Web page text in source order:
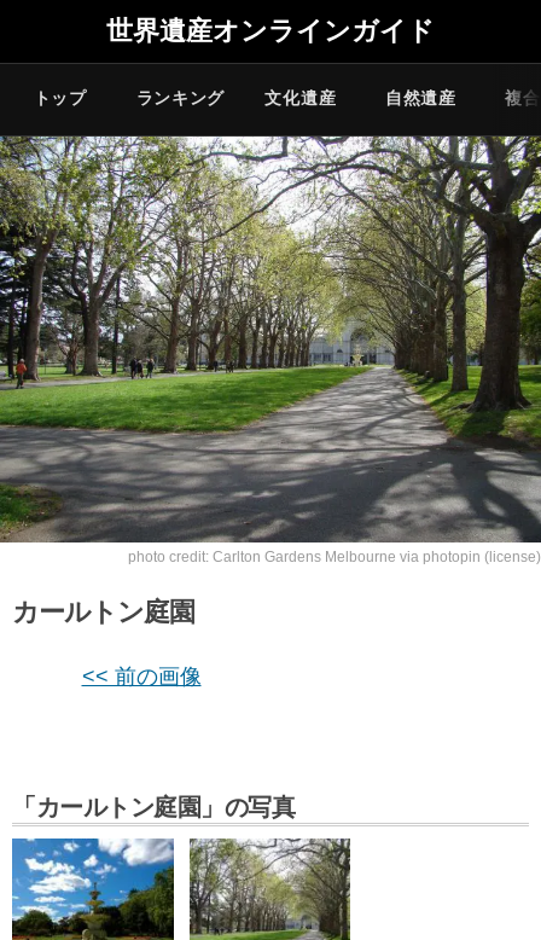
世界遺産オンラインガイド
トップ ランキング 文化遺産 自然遺産 複
photo credit: Carlton Gardens Melbourne via photopin (license)
カールトン庭園
<< 前の画像
「カールトン庭園」の写真